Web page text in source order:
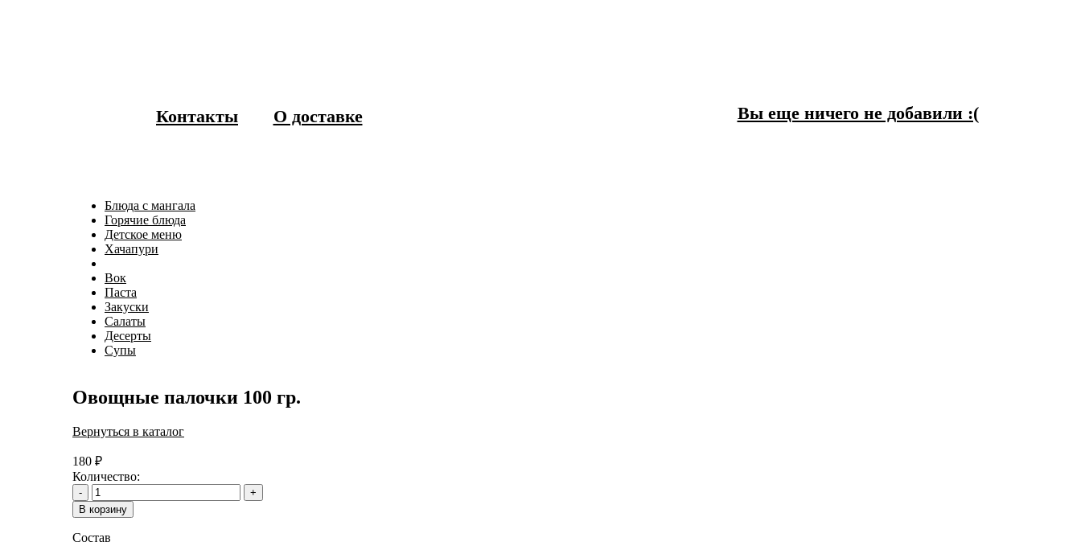
Контакты О доставке Вы еще ничего не добавили :(
Блюда с мангала
Горячие блюда
Детское меню
Хачапури
Вок
Паста
Закуски
Салаты
Десерты
Супы
Овощные палочки 100 гр.
Вернуться в каталог
180 ₽
Количество:
-
+
В корзину
Состав